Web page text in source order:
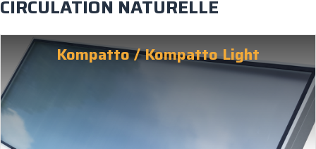
CIRCULATION NATURELLE
Kompatto / Kompatto Light